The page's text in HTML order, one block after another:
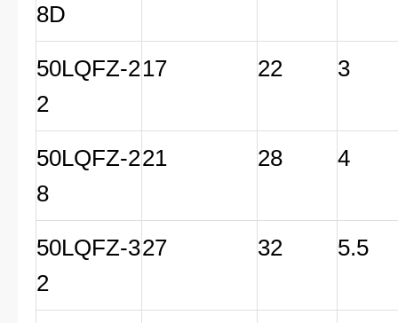
8D
50LQFZ-2
2
17 22 3
50LQFZ-2
8
21 28 4
50LQFZ-3
2
27 32 5.5